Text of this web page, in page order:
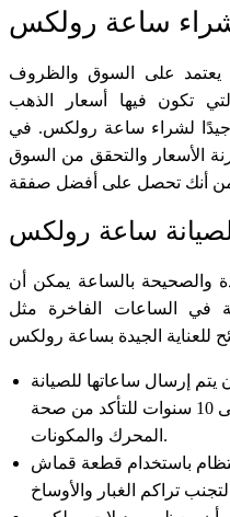
ساعة رولكس
على السوق والظروف
تكون فيها أسعار الذهب
جيدًا لشراء ساعة رولكس. في
الأسعار والتحقق من السوق
ساعة رولكس
والصحيحة بالساعة يمكن أن
في الساعات الفاخرة مثل
يتم إرسال ساعاتها للصيانة
إلى الوكلاء المعتمدين كل 5 إلى 10 سنوات للتأكد من صحة
المحرك والمكونات.
باستخدام قطعة قماش